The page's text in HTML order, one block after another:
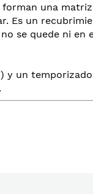
una
Es un
se quede ni
y un